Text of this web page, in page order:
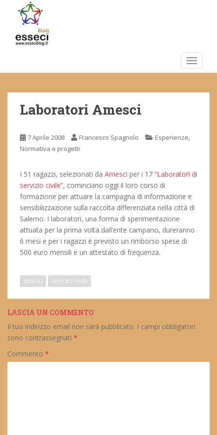
m
Laboratori Amesci
7 Aprile 2008 Francesco Spagnolo Esperienze,
Normativa e progetti
I 51 ragazzi, selezionati da Amesci per i 17 “Laboratori di
servizio civile”, cominciano oggi il loro corso di
formazione per attuare la campagna di informazione e
sensibilizzazione sulla raccolta differenziata nella città di
Salerno. I laboratori, una forma di sperimentazione
attuata per la prima volta dall’ente campano, dureranno
6 mesi e per i ragazzi è previsto un rimborso spese di
500 euro mensili e un attestato di frequenza.
amesci servizio civile
LASCIA UN COMMENTO
Il tuo indirizzo email non sarà pubblicato. I campi obbligatori
sono contrassegnati *
Commento *